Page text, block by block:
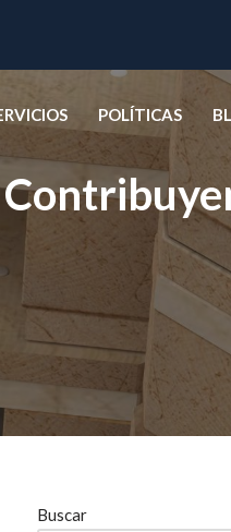
POLÍTICAS
Buscar